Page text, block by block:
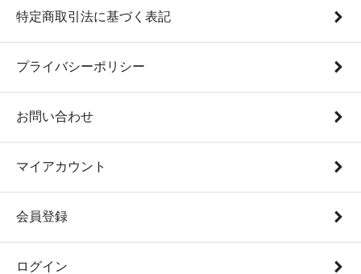
特定商取引法に基づく表記
プライバシーポリシー
お問い合わせ
マイアカウント
会員登録
ログイン